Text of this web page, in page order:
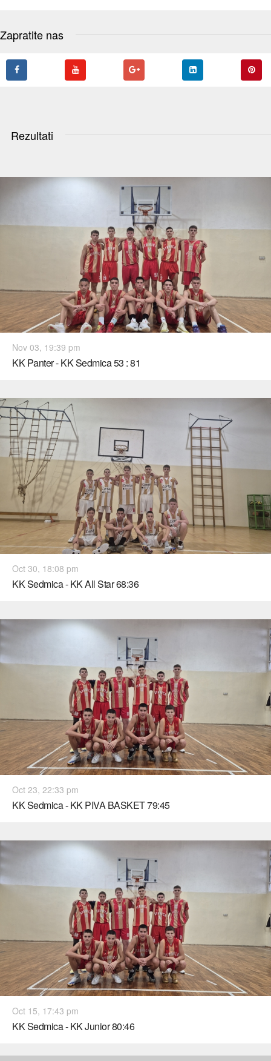
Zapratite nas
Rezultati
Nov 03, 19:39 pm
KK Panter - KK Sedmica 53 : 81
Oct 30, 18:08 pm
KK Sedmica - KK All Star 68:36
Oct 23, 22:33 pm
KK Sedmica - KK PIVA BASKET 79:45
Oct 15, 17:43 pm
KK Sedmica - KK Junior 80:46